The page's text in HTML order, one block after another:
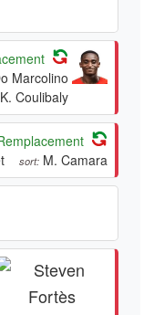
Marcolino
K. Coulibaly
sort: M. Camara